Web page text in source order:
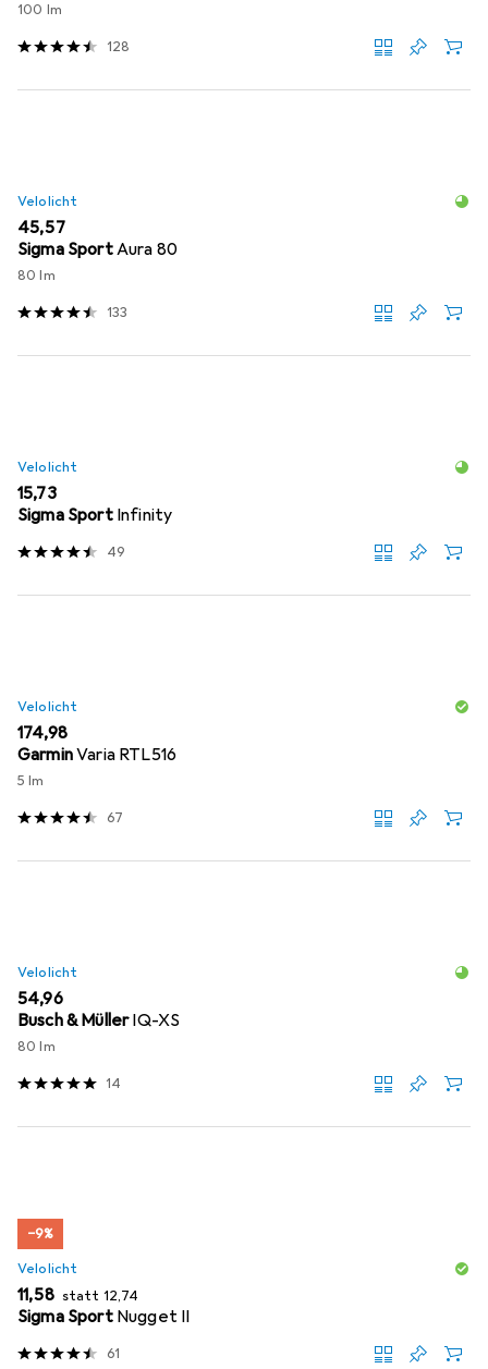
100 lm
128
Velolicht
EUR
45,57
Sigma SportAura 80
80 lm
133
Velolicht
EUR
15,73
Sigma Sport Infinity
49
Velolicht
EUR
174,98
GarminVaria RTL516
5 lm
67
Velolicht
EUR
54,96
Busch & MüllerIQ-XS
80 lm
14
−9%
Velolicht
EUR
11,58 statt EUR
12,74
Sigma Sport Nugget II
61